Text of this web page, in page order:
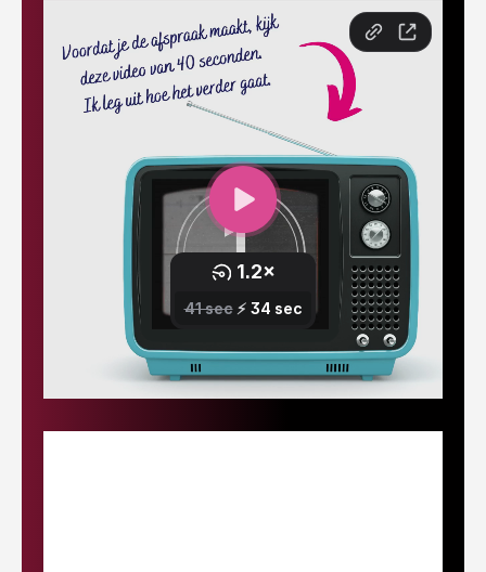
Stap
1
vrijblijvende
afspraak
Stap
2
We
kiezen
de beste
aanpak
voor
jouw
situatie
Stap
starten
met het
bouwen
aan de
autoriteit
van jouw
bedrijf